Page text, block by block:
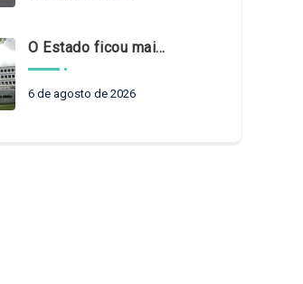
O Estado ficou mais complexo. O controle precisa acompanhar
6 de agosto de 2026